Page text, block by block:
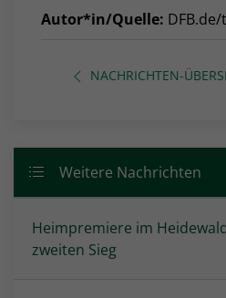
Autor*in/Quelle:
NACHRICHTEN-
Weitere Nachrichten
Heimpremiere im
zweiten Sieg